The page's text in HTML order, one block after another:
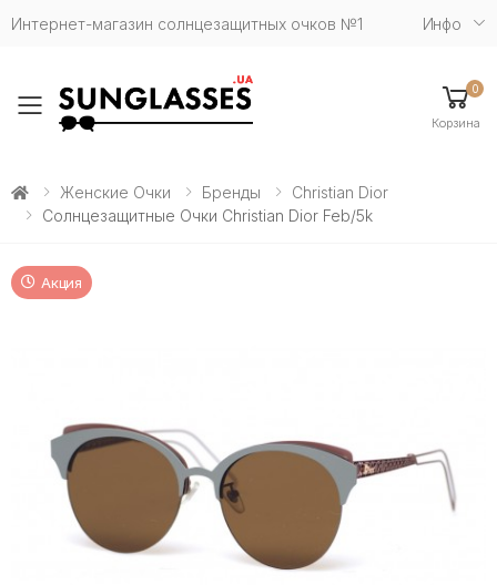
Интернет-магазин солнцезащитных очков №1 Инфо
Toggle mobile menu
0
Корзина
Женские Очки Бренды
Christian Dior
Солнцезащитные Очки Christian Dior Feb/5k
Акция